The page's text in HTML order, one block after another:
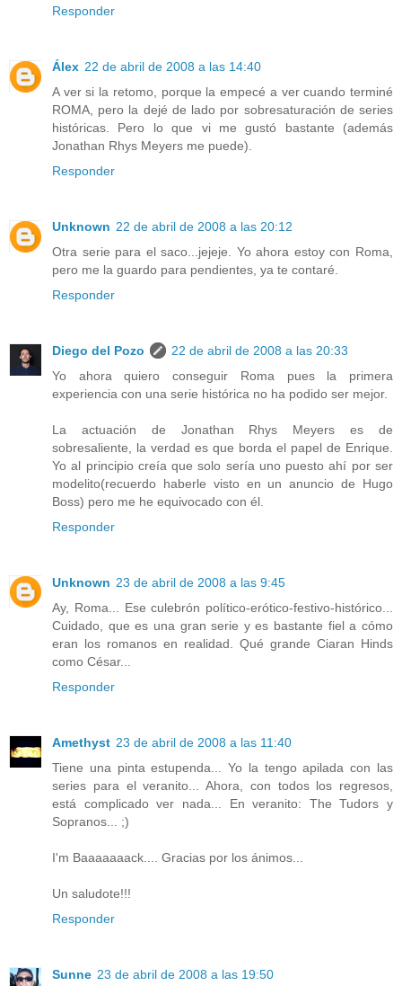
Responder
Álex 22 de abril de 2008 a las 14:40
A ver si la retomo, porque la empecé a ver cuando terminé
ROMA, pero la dejé de lado por sobresaturación de series
históricas. Pero lo que vi me gustó bastante (además
Jonathan Rhys Meyers me puede).
Responder
Unknown 22 de abril de 2008 a las 20:12
Otra serie para el saco...jejeje. Yo ahora estoy con Roma,
pero me la guardo para pendientes, ya te contaré.
Responder
Diego del Pozo
22 de abril de 2008 a las 20:33
Yo ahora quiero conseguir Roma pues la primera
experiencia con una serie histórica no ha podido ser mejor.
La actuación de Jonathan Rhys Meyers es de
sobresaliente, la verdad es que borda el papel de Enrique.
Yo al principio creía que solo sería uno puesto ahí por ser
modelito(recuerdo haberle visto en un anuncio de Hugo
Boss) pero me he equivocado con él.
Responder
Unknown 23 de abril de 2008 a las 9:45
Ay, Roma... Ese culebrón político-erótico-festivo-histórico...
Cuidado, que es una gran serie y es bastante fiel a cómo
eran los romanos en realidad. Qué grande Ciaran Hinds
como César...
Responder
Amethyst 23 de abril de 2008 a las 11:40
Tiene una pinta estupenda... Yo la tengo apilada con las
series para el veranito... Ahora, con todos los regresos,
está complicado ver nada... En veranito: The Tudors y
Sopranos... ;)
I'm Baaaaaaack.... Gracias por los ánimos...
Un saludote!!!
Responder
Sunne 23 de abril de 2008 a las 19:50